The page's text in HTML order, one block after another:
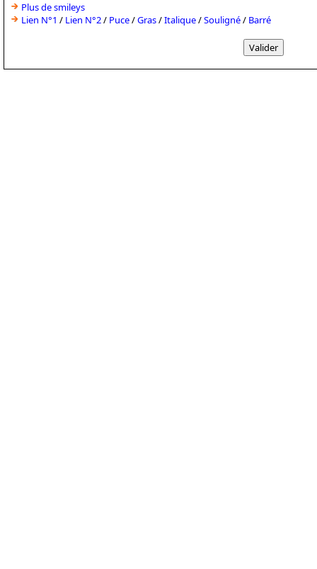
Plus de smileys
Lien N°1 / Lien N°2/ Puce/Gras/Italique/Souligné/ Barré